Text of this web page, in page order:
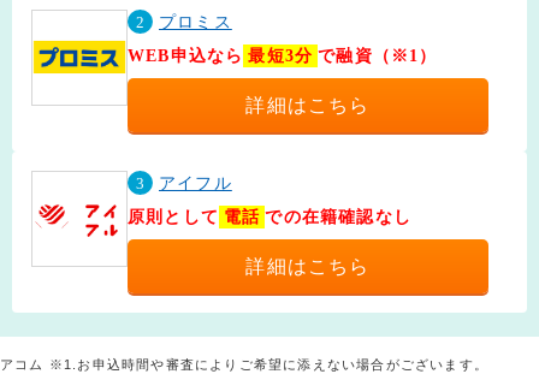
2
プロミス
WEB申込なら 最短3分 で融資（※1）
詳細はこちら
3
アイフル
原則として 電話 での在籍確認なし
詳細はこちら
アコム ※1.お申込時間や審査によりご希望に添えない場合がございます。